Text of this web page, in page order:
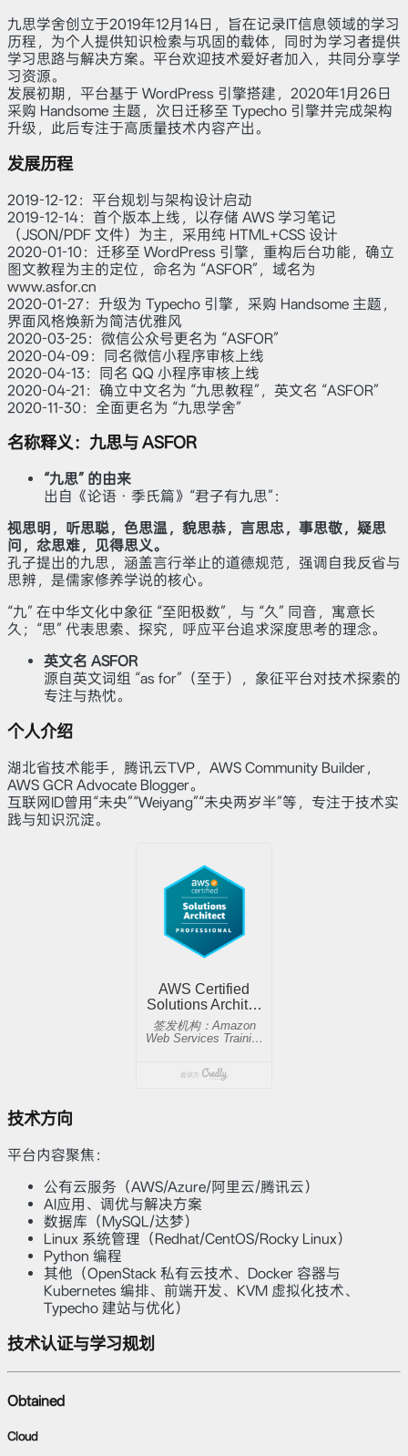
九思学舍创立于2019年12月14日，旨在记录IT信息领域的学习
历程，为个人提供知识检索与巩固的载体，同时为学习者提供
学习思路与解决方案。平台欢迎技术爱好者加入，共同分享学
习资源。
发展初期，平台基于 WordPress 引擎搭建，2020年1月26日
采购 Handsome 主题，次日迁移至 Typecho 引擎并完成架构
升级，此后专注于高质量技术内容产出。
发展历程
2019-12-12：平台规划与架构设计启动
2019-12-14：首个版本上线，以存储 AWS 学习笔记
（JSON/PDF 文件）为主，采用纯 HTML+CSS 设计
2020-01-10：迁移至 WordPress 引擎，重构后台功能，确立
图文教程为主的定位，命名为 “ASFOR”，域名为
www.asfor.cn
2020-01-27：升级为 Typecho 引擎，采购 Handsome 主题，
界面风格焕新为简洁优雅风
2020-03-25：微信公众号更名为 “ASFOR”
2020-04-09：同名微信小程序审核上线
2020-04-13：同名 QQ 小程序审核上线
2020-04-21：确立中文名为 “九思教程”，英文名 “ASFOR”
2020-11-30：全面更名为 “九思学舍”
名称释义：九思与 ASFOR
“九思” 的由来
出自《论语・季氏篇》“君子有九思”：
视思明，听思聪，色思温，貌思恭，言思忠，事思敬，疑思
问，忿思难，见得思义。
孔子提出的九思，涵盖言行举止的道德规范，强调自我反省与
思辨，是儒家修养学说的核心。
“九” 在中华文化中象征 “至阳极数”，与 “久” 同音，寓意长
久；“思” 代表思索、探究，呼应平台追求深度思考的理念。
英文名 ASFOR
源自英文词组 “as for”（至于），象征平台对技术探索的
专注与热忱。
个人介绍
湖北省技术能手，腾讯云TVP，AWS Community Builder，
AWS GCR Advocate Blogger。
互联网ID曾用“未央”“Weiyang”“未央两岁半”等，专注于技术实
践与知识沉淀。
技术方向
平台内容聚焦：
公有云服务（AWS/Azure/阿里云/腾讯云）
AI应用、调优与解决方案
数据库（MySQL/达梦）
Linux 系统管理（Redhat/CentOS/Rocky Linux）
Python 编程
其他（OpenStack 私有云技术、Docker 容器与
Kubernetes 编排、前端开发、KVM 虚拟化技术、
Typecho 建站与优化）
技术认证与学习规划
Obtained
Cloud